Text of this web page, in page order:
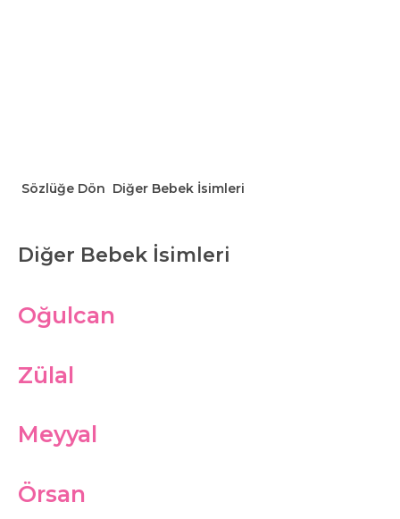
Sözlüğe Dön Diğer Bebek İsimleri
Diğer Bebek İsimleri
Oğulcan
Zülal
Meyyal
Örsan